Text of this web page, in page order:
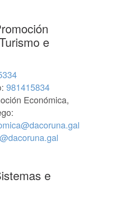
e
981415834
Económica,
e